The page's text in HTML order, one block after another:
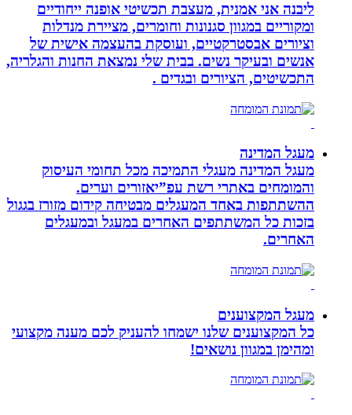
ליבנה אני אמנית, מעצבת תכשיטי אופנה ייחודיים
ומקוריים במגוון סגנונות וחומרים, מציירת מנדלות
וציורים אבסטרקטיים, ועוסקת בהעצמה אישית של
אנשים ובעיקר נשים. בבית שלי נמצאת החנות והגלריה,
התכשיטים, הציורים ובגדים .
מעגל המדינה
מעגל המדינה מעגלי התמיכה מכל תחומי העיסוק
והמומחים באתרי רשת עפ”יאזורים וערים.
ההשתתפות באחד המעגלים מבטיחה קידום מזורז בגגול
בזכות כל המשתתפים האחרים במעגל ובמעגלים
האחרים.
מעגל המקצוענים
כל המקצוענים שלנו ישמחו להעניק לכם מענה מקצועי
ומהימן במגוון נושאים!